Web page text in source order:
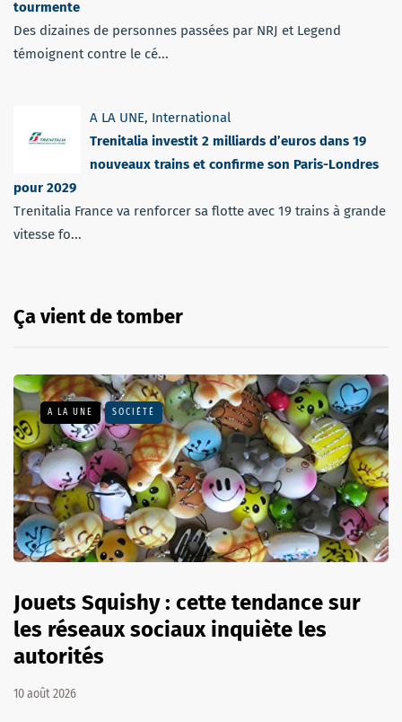
tourmente
Des dizaines de personnes passées par NRJ et Legend
témoignent contre le cé...
A LA UNE, International
Trenitalia investit 2 milliards d’euros dans 19
nouveaux trains et confirme son Paris-Londres
pour 2029
Trenitalia France va renforcer sa flotte avec 19 trains à grande
vitesse fo...
Ça vient de tomber
A LA UNE SOCIÉTÉ
Jouets Squishy : cette tendance sur
les réseaux sociaux inquiète les
autorités
10 août 2026